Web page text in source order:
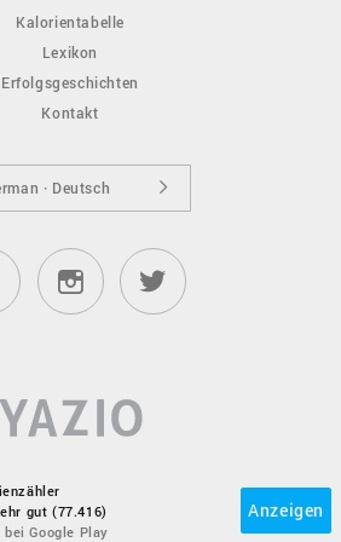
Kalorientabelle
Lexikon
Erfolgsgeschichten
Kontakt
· Deutsch
gut (77.416)
bei Google Play
Anzeigen